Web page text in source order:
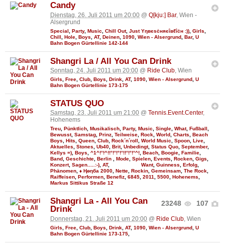
Candy
Dienstag, 26. Juli 2011 um 20:00 @ Q[kju:] Bar, Wien -
Alsergrund
Special Party, Music Chill Out, Just Υηвєѕċняєîвℓîċн :)) Girls
Chill
Hole Boys AT, Deinen 1090 Wien - Alsergrund Bar, U
Bahn Bogen Gürtellinie 142-144
Shangri La / All You Can Drink
Sonntag, 24. Juli 2011 um 20:00 @ Ride Club, Wien
Girls Free Club Boys Drink AT, 1090 Wien - Alsergrund U
Bahn Bogen Gürtellinie 173-175
STATUS QUO
Samstag, 23. Juli 2011 um 21:00 @ Tennis.Event.Center,
Hohenems
Treu, Pünktlich, Musikalisch, Party, Music, Single, What, Fußball ,
Bewusst, Samstag, Prinz, Teilweise, Rock, World, Charts, Beach
Boys, Hits, Queen, Club, Rock´n´roll , World Music, Spoon, Live,
Aktuelles, Stones, Ub40, Brit, Unbedingt, Status Quo, September,
Kellys =), Boys, ^1^!°!^!!°!°!°!°!!°!°!°^!, Beach, Boogie, Familie,
Band, Geschichte, Berlin , Mode, Spielen, Events, Rocken, Gigs,
Konzert, Sagen.....:-), AT, Want, Guinness, Erfolg,
Phänomen, ♦ Ңөηба 2000, Nette, Rockin, Gemeinsam, The Rock,
Raiffeisen, Performen, Benefiz, 6845, 2011, 5500, Hohenems,
Markus Sittikus Straße 12
23248 107
Shangri La - All You Can
Drink
Donnerstag, 21. Juli 2011 um 20:00 @ Ride Club , Wien
Girls Free Club Boys Drink AT, 1090 Wien - Alsergrund U
Bahn Bogen Gürtellinie 173-175